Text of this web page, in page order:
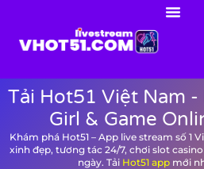
Tải Hot51 Việt Nam
Girl & Game
Khám phá Hot51 – App live stream số 1
xinh đẹp, tương tác 24/7, chơi slot
ngày. Tải Hot51 app mới